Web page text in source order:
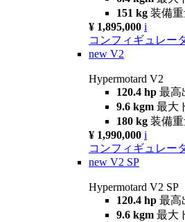
151 kg 装備重
¥ 1,895,000 i
コンフィギュレー
new V2
Hypermotard V2
120.4 hp 最高
9.6 kgm 最大
180 kg 装備重
¥ 1,990,000 i
コンフィギュレー
new V2 SP
Hypermotard V2 SP
120.4 hp 最高
9.6 kgm 最大